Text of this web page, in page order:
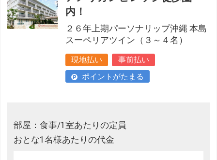
内！
２６年上期パーソナリップ沖縄 本島
スーペリアツイン（３～４名）
現地払い
事前払い
ポイントがたまる
部屋：食事/1室あたりの定員
おとな1名様あたりの代金